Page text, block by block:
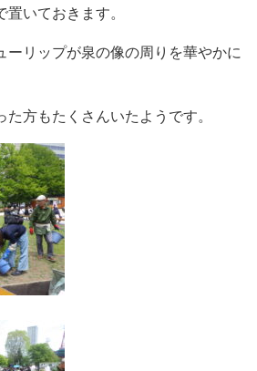
いておきます。
ーリップが泉の像の周りを華やかに
方もたくさんいたようです。